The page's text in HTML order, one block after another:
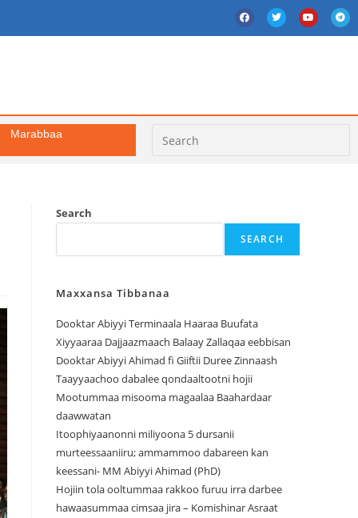
Marabbaa
Search
SEARCH
Maxxansa Tibbanaa
Dooktar Abiyyi Terminaala Haaraa Buufata
Xiyyaaraa Dajjaazmaach Balaay Zallaqaa eebbisan
Dooktar Abiyyi Ahimad fi Giiftii Duree Zinnaash
Taayyaachoo dabalee qondaaltootni hojii
Mootummaa misooma magaalaa Baahardaar
daawwatan
Itoophiyaanonni miliyoona 5 dursanii
murteessaaniiru; ammammoo dabareen kan
keessani- MM Abiyyi Ahimad (PhD)
Hojiin tola ooltummaa rakkoo furuu irra darbee
hawaasummaa cimsaa jira – Komishinar Asraat